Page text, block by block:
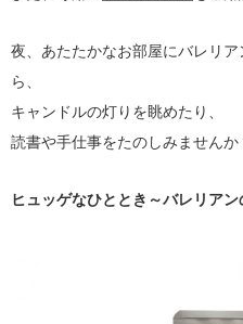
夜、あたたかなお部屋にバレリ
ら、
キャンドルの灯りを眺めたり、
読書や手仕事をたのしみませんか
ヒュッゲなひととき～バレリア